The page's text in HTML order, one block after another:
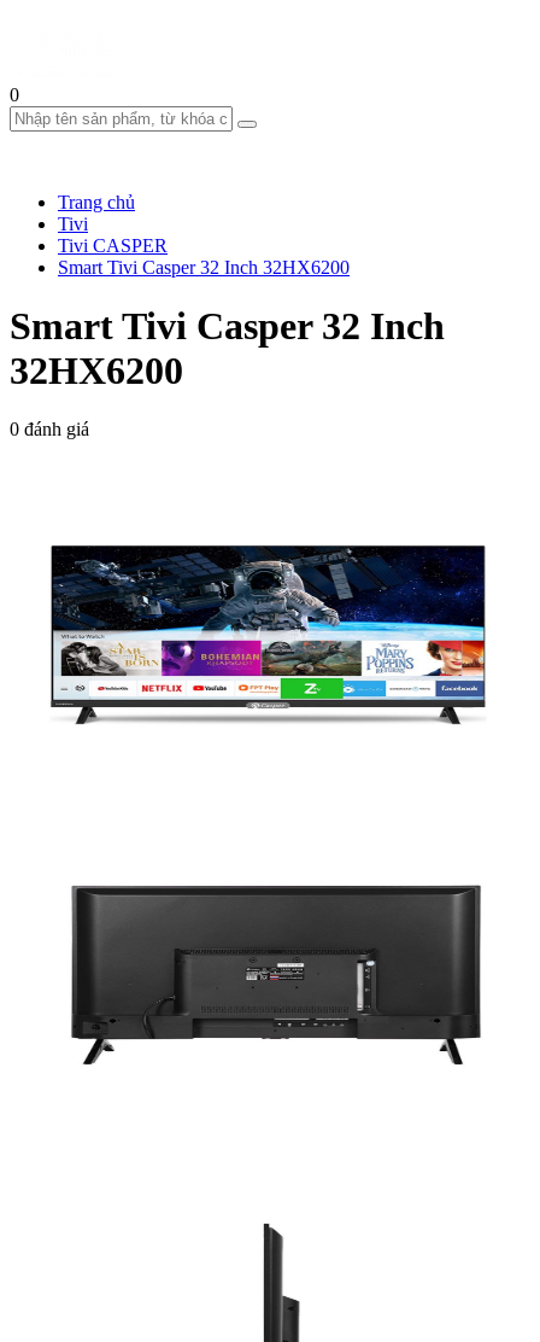
0
Trang chủ
Tivi
Tivi CASPER
Smart Tivi Casper 32 Inch 32HX6200
Smart Tivi Casper 32 Inch
32HX6200
0 đánh giá